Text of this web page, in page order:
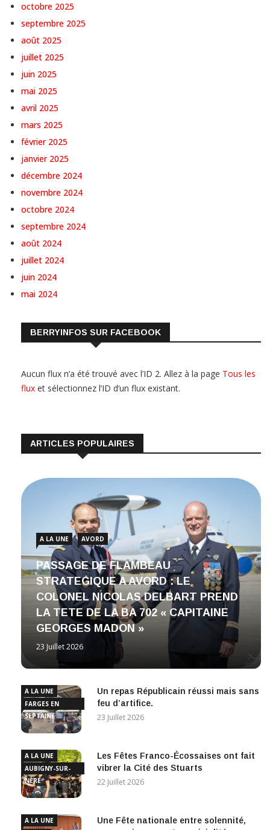
octobre 2025
septembre 2025
août 2025
juillet 2025
juin 2025
mai 2025
avril 2025
mars 2025
février 2025
janvier 2025
décembre 2024
novembre 2024
octobre 2024
septembre 2024
août 2024
juillet 2024
juin 2024
mai 2024
BERRYINFOS SUR FACEBOOK
Aucun flux n’a été trouvé avec l’ID 2. Allez à la page Tous les
flux et sélectionnez l’ID d’un flux existant.
ARTICLES POPULAIRES
A LA UNE AVORD
PASSAGE DE FLAMBEAU
STRATEGIQUE A AVORD : LE
COLONEL NICOLAS DELBART PREND
LA TETE DE LA BA 702 « CAPITAINE
GEORGES MADON »
23 Juillet 2026
A LA UNE
FARGES EN
SEPTAINE
Un repas Républicain réussi mais sans
feu d’artifice.
23 Juillet 2026
A LA UNE
AUBIGNY-SUR-
NÈRE
Les Fêtes Franco-Écossaises ont fait
vibrer la Cité des Stuarts
22 Juillet 2026
A LA UNE
Une Fête nationale entre solennité,